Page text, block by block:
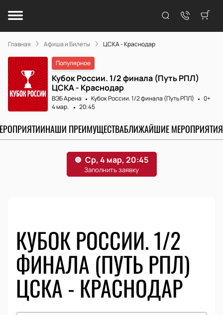
Главная Афиша и Билеты ЦСКА - Краснодар
Популярное
Кубок России. 1/2 финала (Путь РПЛ)
ЦСКА - Краснодар
ВЭБ Арена Кубок России. 1/2 финала (Путь РПЛ)
0+
4 мар.
20:45
НАШИ ПРЕИМУЩЕСТВАБЛИЖАЙШИЕ МЕРОПРИЯТИЯ
КУБОК РОССИИ. 1/2
ФИНАЛА (ПУТЬ РПЛ)
ЦСКА - КРАСНОДАР